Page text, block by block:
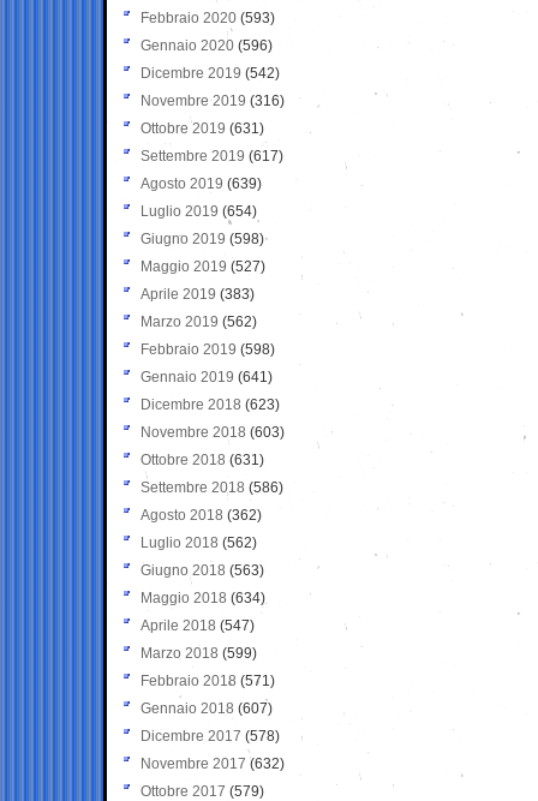
Febbraio 2020 (593)
Gennaio 2020 (596)
Dicembre 2019 (542)
Novembre 2019 (316)
Ottobre 2019 (631)
Settembre 2019 (617)
Agosto 2019 (639)
Luglio 2019 (654)
Giugno 2019 (598)
Maggio 2019 (527)
Aprile 2019 (383)
Marzo 2019 (562)
Febbraio 2019 (598)
Gennaio 2019 (641)
Dicembre 2018 (623)
Novembre 2018 (603)
Ottobre 2018 (631)
Settembre 2018 (586)
Agosto 2018 (362)
Luglio 2018 (562)
Giugno 2018 (563)
Maggio 2018 (634)
Aprile 2018 (547)
Marzo 2018 (599)
Febbraio 2018 (571)
Gennaio 2018 (607)
Dicembre 2017 (578)
Novembre 2017 (632)
Ottobre 2017 (579)